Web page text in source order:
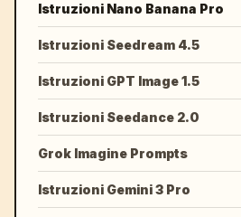
Istruzioni Nano Banana Pro
Istruzioni Seedream 4.5
Istruzioni GPT Image 1.5
Istruzioni Seedance 2.0
Grok Imagine Prompts
Istruzioni Gemini 3 Pro